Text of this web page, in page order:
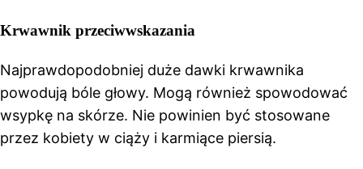
Krwawnik przeciwwskazania
Najprawdopodobniej duże dawki krwawnika
powodują bóle głowy. Mogą również spowodować
wsypkę na skórze. Nie powinien być stosowane
przez kobiety w ciąży i karmiące piersią.